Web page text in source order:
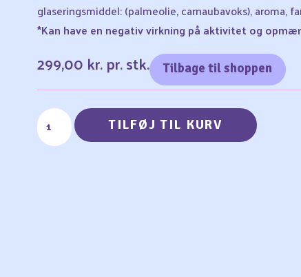
glaseringsmiddel: (palmeolie, carnaubavoks), aroma,
*Kan have en negativ virkning på aktivitet og
299,00 kr.pr. stk. Tilbage til shoppen
TILFØJ TIL KURV